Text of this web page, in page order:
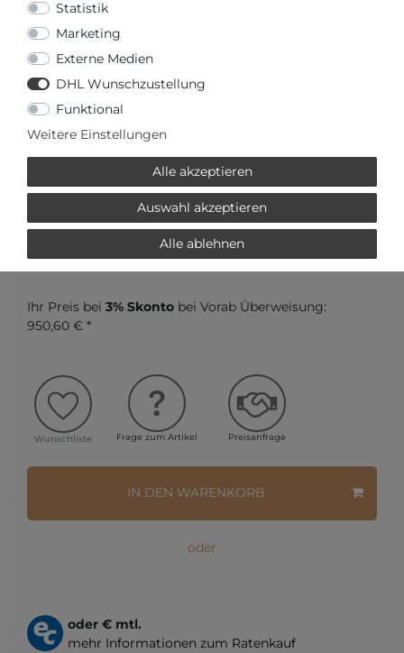
Versandfertig in 2-3 Werktagen
AUTORISIERTER HÄNDLER
SCHNELLE LIEFERZEIT
Ihr Preis bei 3% Skonto bei Vorab Überweisung:
950,60 € *
Wunschliste Frage zum Artikel Preisanfrage
IN DEN WARENKORB
oder
oder € mtl.
mehr Informationen zum Ratenkauf
Statistik
Marketing
Externe Medien
DHL Wunschzustellung
Funktional
Weitere Einstellungen
Alle akzeptieren
Auswahl akzeptieren
Alle ablehnen